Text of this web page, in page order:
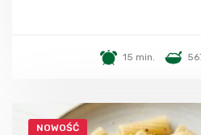
15 min.
NOWOŚĆ